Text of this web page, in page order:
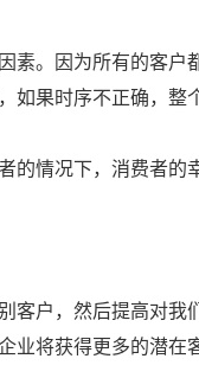
素。因为所有的客户
如果时序不正确，
的情况下，消费者的
客户，然后提高对我
将获得更多的潜在